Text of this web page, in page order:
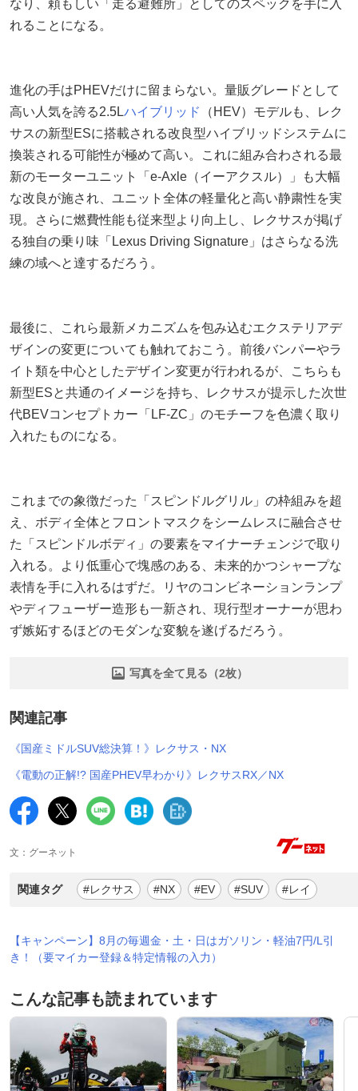
なり、頼もしい「走る避難所」としてのスペックを手に入
れることになる。
進化の手はPHEVだけに留まらない。量販グレードとして
高い人気を誇る2.5Lハイブリッド
（HEV）モデルも、レク
サスの新型ESに搭載される改良型ハイブリッドシステムに
換装される可能性が極めて高い。これに組み合わされる最
新のモーターユニット「e-Axle（イーアクスル）」も大幅
な改良が施され、ユニット全体の軽量化と高い静粛性を実
現。さらに燃費性能も従来型より向上し、レクサスが掲げ
る独自の乗り味「Lexus Driving Signature」はさらなる洗
練の域へと達するだろう。
最後に、これら最新メカニズムを包み込むエクステリアデ
ザインの変更についても触れておこう。前後バンパーやラ
イト類を中心としたデザイン変更が行われるが、こちらも
新型ESと共通のイメージを持ち、レクサスが提示した次世
代BEVコンセプトカー「LF-ZC」のモチーフを色濃く取り
入れたものになる。
これまでの象徴だった「スピンドルグリル」の枠組みを超
え、ボディ全体とフロントマスクをシームレスに融合させ
た「スピンドルボディ」の要素をマイナーチェンジで取り
入れる。より低重心で塊感のある、未来的かつシャープな
表情を手に入れるはずだ。リヤのコンビネーションランプ
やディフューザー造形も一新され、現行型オーナーが思わ
ず嫉妬するほどのモダンな変貌を遂げるだろう。
写真を全て見る（2枚）
関連記事
《国産ミドルSUV総決算！》レクサス・NX
《電動の正解!? 国産PHEV早わかり》レクサスRX／NX
文：グーネット
関連タグ #レクサス #NX #EV #SUV #レイ
【キャンペーン】8月の毎週金・土・日はガソリン・軽油7円/L引
き！（要マイカー登録＆特定情報の入力）
こんな記事も読まれています